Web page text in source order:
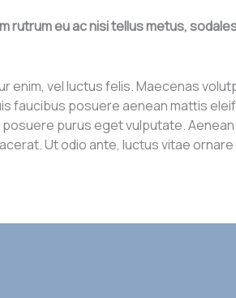
rutrum eu ac nisi tellus metus,
vel luctus felis. Maecenas
faucibus posuere aenean mattis
purus eget vulputate.
Ut odio ante, luctus vitae